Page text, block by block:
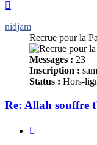
nidjam
Recrue pour la
Messages : 23
Inscription :
Status : Hors-
Re: Allah souffre